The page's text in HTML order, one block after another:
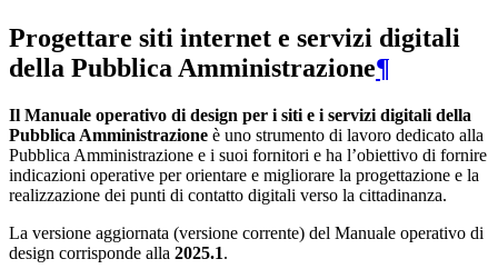
Progettare siti internet e servizi digitali
della Pubblica Amministrazione¶
Il Manuale operativo di design per i siti e i servizi digitali della
Pubblica Amministrazione è uno strumento di lavoro dedicato alla
Pubblica Amministrazione e i suoi fornitori e ha l’obiettivo di fornire
indicazioni operative per orientare e migliorare la progettazione e la
realizzazione dei punti di contatto digitali verso la cittadinanza.
La versione aggiornata (versione corrente) del Manuale operativo di
design corrisponde alla 2025.1.